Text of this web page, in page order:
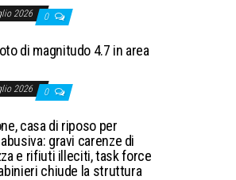
2026 0
di magnitudo 4.7 in area
2026 0
casa di riposo per
gravi carenze di
e rifiuti illeciti, task force
chiude la struttura